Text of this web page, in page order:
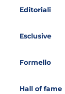
Editoriali
Esclusive
Formello
Hall of fame